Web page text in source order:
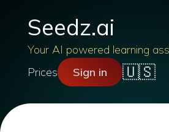
Seedz.ai
Your AI powered learning
Prices
Sign in 🇺🇸